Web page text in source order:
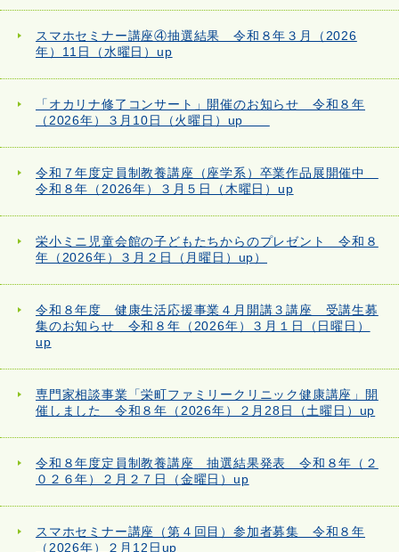
スマホセミナー講座④抽選結果 令和８年３月（2026
年）11日（水曜日）up
「オカリナ修了コンサート」開催のお知らせ 令和８年
（2026年）３月10日（火曜日）up
令和７年度定員制教養講座（座学系）卒業作品展開催中
令和８年（2026年）３月５日（木曜日）up
栄小ミニ児童会館の子どもたちからのプレゼント 令和８
年（2026年）３月２日（月曜日）up）
令和８年度 健康生活応援事業４月開講３講座 受講生募
集のお知らせ 令和８年（2026年）３月１日（日曜日）
up
専門家相談事業「栄町ファミリークリニック健康講座」開
催しました 令和８年（2026年）２月28日（土曜日）up
令和８年度定員制教養講座 抽選結果発表 令和８年（２
０２６年）２月２７日（金曜日）up
スマホセミナー講座（第４回目）参加者募集 令和８年
（2026年）２月12日up